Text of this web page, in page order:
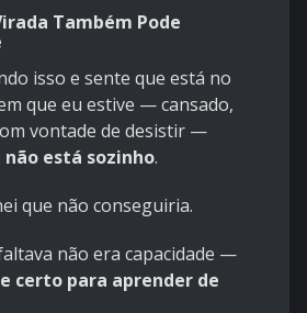
Também Pode
isso e sente que está no
que eu estive — cansado,
vontade de desistir —
não está sozinho.
que não conseguiria.
não era capacidade —
certo para aprender de